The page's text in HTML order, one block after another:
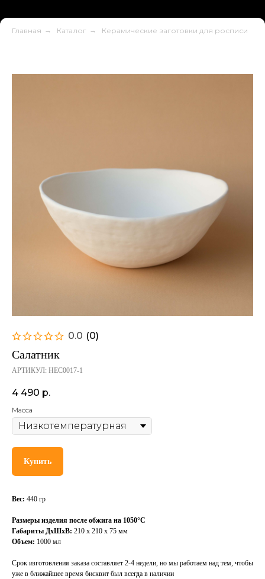
Главная → Каталог → Керамические заготовки для росписи
0.0 (0)
Салатник
АРТИКУЛ: HEC0017-1
4 490 р.
Масса
Купить
Вес: 440 гр
Размеры изделия после обжига на 1050°С
Габариты ДхШхВ: 210 х 210 х 75 мм
Объем: 1000 мл
Срок изготовления заказа составляет 2-4 недели, но мы работаем над тем, чтобы
уже в ближайшее время бисквит был всегда в наличии